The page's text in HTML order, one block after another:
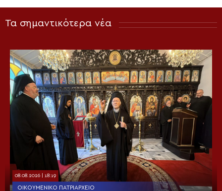
Τα σημαντικότερα νέα
08.08.2026 | 18:19
ΟΙΚΟΥΜΕΝΙΚΌ ΠΑΤΡΙΑΡΧΕΊΟ